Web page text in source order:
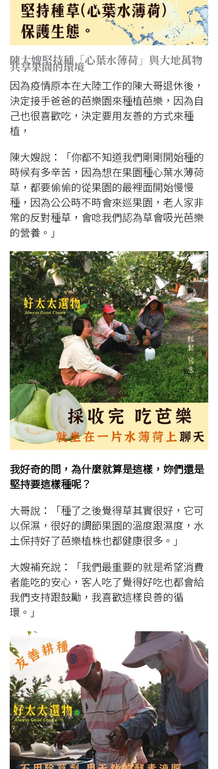
陳大嫂堅持種「心葉水薄荷」與大地萬物
共享果園的環境
因為疫情原本在大陸工作的陳大哥退休後，
決定接手爸爸的芭樂園來種植芭樂，因為自
己也很喜歡吃，決定要用友善的方式來種
植，
陳大嫂說：「你都不知道我們剛剛開始種的
時候有多辛苦，因為想在果園種心葉水薄荷
草，都要偷偷的從果園的最裡面開始慢慢
種，因為公公時不時會來巡果園，老人家非
常的反對種草，會唸我們認為草會吸光芭樂
的營養。」
我好奇的問，為什麼就算是這樣，妳們還是
堅持要這樣種呢？
大哥說：「種了之後覺得草其實很好，它可
以保濕，很好的調節果園的溫度跟濕度，水
土保持好了芭樂植株也都健康很多。」
大嫂補充說：「我們最重要的就是希望消費
者能吃的安心，客人吃了覺得好吃也都會給
我們支持跟鼓勵，我喜歡這樣良善的循
環。」